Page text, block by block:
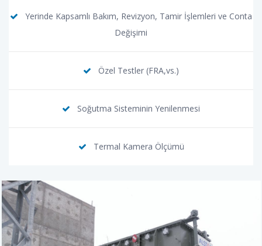
Yerinde Kapsamlı Bakım, Revizyon, Tamir İşlemleri ve Conta
Değişimi
Özel Testler (FRA,vs.)
Soğutma Sisteminin Yenilenmesi
Termal Kamera Ölçümü